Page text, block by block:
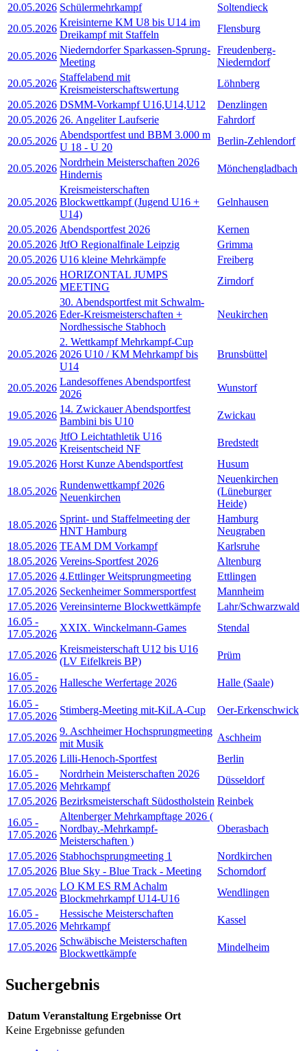
20.05.2026 Schülermehrkampf
Soltendieck
20.05.2026
Kreisinterne KM U8 bis U14 im
Dreikampf mit Staffeln
Flensburg
20.05.2026
Niederndorfer Sparkassen-Sprung-
Meeting
Freudenberg-
Niederndorf
20.05.2026
Staffelabend mit
Kreismeisterschaftswertung
Löhnberg
20.05.2026 DSMM-Vorkampf U16,U14,U12
Denzlingen
20.05.2026 26. Angeliter Laufserie
Fahrdorf
20.05.2026
Abendsportfest und BBM 3.000 m
U 18 - U 20
Berlin-Zehlendorf
20.05.2026
Nordrhein Meisterschaften 2026
Hindernis
Mönchengladbach
20.05.2026
Kreismeisterschaften
Blockwettkampf (Jugend U16 +
U14)
Gelnhausen
20.05.2026 Abendsportfest 2026
Kernen
20.05.2026 JtfO Regionalfinale Leipzig
Grimma
20.05.2026 U16 kleine Mehrkämpfe
Freiberg
20.05.2026
HORIZONTAL JUMPS
MEETING
Zirndorf
20.05.2026
30. Abendsportfest mit Schwalm-
Eder-Kreismeisterschaften +
Nordhessische Stabhoch
Neukirchen
20.05.2026
2. Wettkampf Mehrkampf-Cup
2026 U10 / KM Mehrkampf bis
U14
Brunsbüttel
20.05.2026
Landesoffenes Abendsportfest
2026
Wunstorf
19.05.2026
14. Zwickauer Abendsportfest
Bambini bis U10
Zwickau
19.05.2026
JtfO Leichtathletik U16
Kreisentscheid NF
Bredstedt
19.05.2026 Horst Kunze Abendsportfest Husum
18.05.2026
Rundenwettkampf 2026
Neuenkirchen
Neuenkirchen
(Lüneburger
Heide)
18.05.2026
Sprint- und Staffelmeeting der
HNT Hamburg
Hamburg
Neugraben
18.05.2026 TEAM DM Vorkampf
Karlsruhe
18.05.2026 Vereins-Sportfest 2026
Altenburg
17.05.2026 4.Ettlinger Weitsprungmeeting
Ettlingen
17.05.2026 Seckenheimer Sommersportfest
Mannheim
17.05.2026 Vereinsinterne Blockwettkämpfe
Lahr/Schwarzwald
16.05 -
17.05.2026
XXIX. Winckelmann-Games Stendal
17.05.2026
Kreismeisterschaft U12 bis U16
(LV Eifelkreis BP)
Prüm
16.05 -
17.05.2026
Hallesche Werfertage 2026
Halle (Saale)
16.05 -
17.05.2026
Stimberg-Meeting mit-KiLA-Cup Oer-Erkenschwick
17.05.2026
9. Aschheimer Hochsprungmeeting
mit Musik
Aschheim
17.05.2026 Lilli-Henoch-Sportfest
Berlin
16.05 -
17.05.2026
Nordrhein Meisterschaften 2026
Mehrkampf
Düsseldorf
17.05.2026 Bezirksmeisterschaft Südostholstein Reinbek
16.05 -
17.05.2026
Altenberger Mehrkampftage 2026 (
Nordbay.-Mehrkampf-
Meisterschaften )
Oberasbach
17.05.2026 Stabhochsprungmeeting 1
Nordkirchen
17.05.2026 Blue Sky - Blue Track - Meeting
Schorndorf
17.05.2026
LO KM ES RM Achalm
Blockmehrkampf U14-U16
Wendlingen
16.05 -
17.05.2026
Hessische Meisterschaften
Mehrkampf
Kassel
17.05.2026
Schwäbische Meisterschaften
Blockwettkämpfe
Mindelheim
Suchergebnis
Datum Veranstaltung Ergebnisse Ort
Keine Ergebnisse gefunden